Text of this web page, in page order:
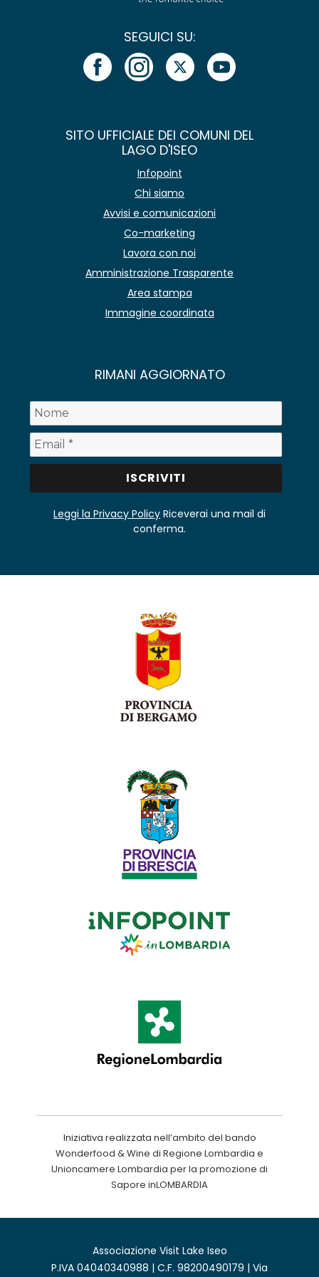
SEGUICI SU:
SITO UFFICIALE DEI COMUNI DEL
LAGO D'ISEO
Infopoint
Chi siamo
Avvisi e comunicazioni
Co-marketing
Lavora con noi
Amministrazione Trasparente
Area stampa
Immagine coordinata
RIMANI AGGIORNATO
Leggi la Privacy Policy Riceverai una mail di
conferma.
Iniziativa realizzata nell’ambito del bando
Wonderfood & Wine di Regione Lombardia e
Unioncamere Lombardia per la promozione di
Sapore inLOMBARDIA
Associazione Visit Lake Iseo
P.IVA 04040340988 | C.F. 98200490179 | Via